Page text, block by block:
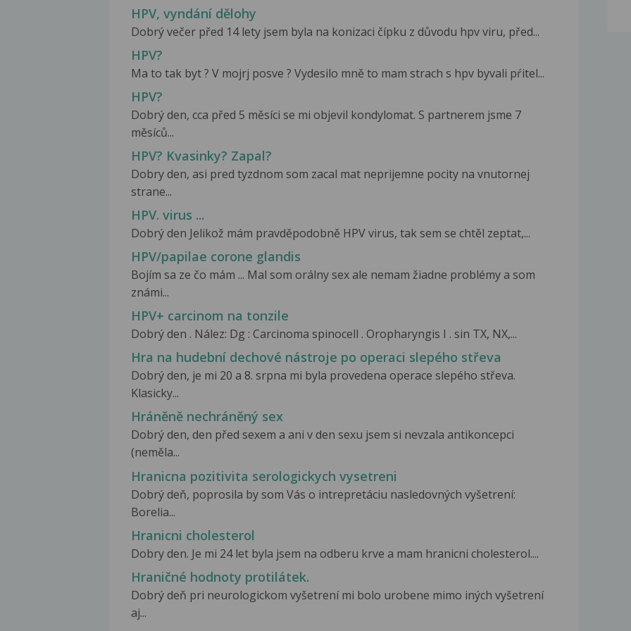
HPV, vyndání dělohy
Dobrý večer před 14 lety jsem byla na konizaci čípku z důvodu hpv viru, před...
HPV?
Ma to tak byt ? V mojrj posve ? Vydesilo mně to mam strach s hpv byvali pŕitel...
HPV?
Dobrý den, cca před 5 měsíci se mi objevil kondylomat. S partnerem jsme 7
měsíců...
HPV? Kvasinky? Zapal?
Dobry den, asi pred tyzdnom som zacal mat neprijemne pocity na vnutornej
strane...
HPV. virus ...
Dobrý den Jelikož mám pravděpodobně HPV virus, tak sem se chtěl zeptat,...
HPV/papilae corone glandis
Bojím sa ze čo mám ... Mal som orálny sex ale nemam žiadne problémy a som
známi...
HPV+ carcinom na tonzile
Dobrý den . Nález: Dg : Carcinoma spinocell . Oropharyngis I . sin TX, NX,...
Hra na hudební dechové nástroje po operaci slepého střeva
Dobrý den, je mi 20 a 8. srpna mi byla provedena operace slepého střeva.
Klasicky...
Hráněně nechráněný sex
Dobrý den, den před sexem a ani v den sexu jsem si nevzala antikoncepci
(neměla...
Hranicna pozitivita serologickych vysetreni
Dobrý deň, poprosila by som Vás o intrepretáciu nasledovných vyšetrení:
Borelia...
Hranicni cholesterol
Dobry den. Je mi 24 let byla jsem na odberu krve a mam hranicni cholesterol....
Hraničné hodnoty protilátek.
Dobrý deň pri neurologickom vyšetrení mi bolo urobene mimo iných vyšetrení
aj...